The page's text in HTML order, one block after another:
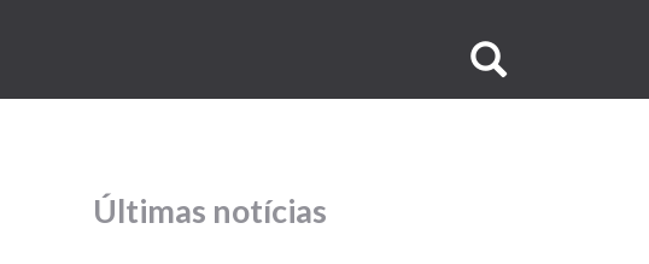
no
Últimas notícias